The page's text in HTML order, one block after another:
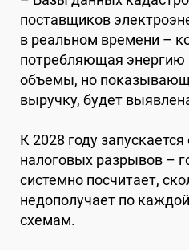
поставщиков
в реальном времени –
потребляющая энергию
объемы, но
выручку, будет
К 2028 году
налоговых разрывов –
системно посчитает,
недополучает по
схемам.